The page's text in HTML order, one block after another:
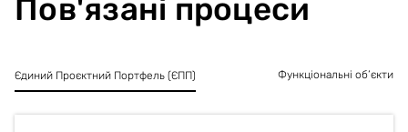
Пов'язані процеси
Єдиний Проєктний Портфель (ЄПП) Функціональні об’єкти